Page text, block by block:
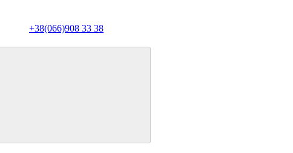
+38(066)908 33 38